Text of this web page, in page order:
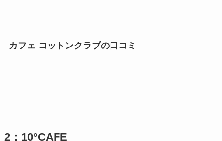
カフェ コットンクラブの口コミ
2：10°CAFE